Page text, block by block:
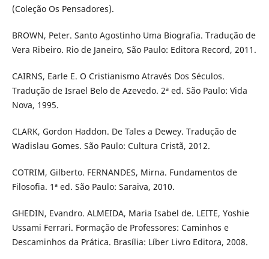
(Coleção Os Pensadores).
BROWN, Peter. Santo Agostinho Uma Biografia. Tradução de
Vera Ribeiro. Rio de Janeiro, São Paulo: Editora Record, 2011.
CAIRNS, Earle E. O Cristianismo Através Dos Séculos.
Tradução de Israel Belo de Azevedo. 2ª ed. São Paulo: Vida
Nova, 1995.
CLARK, Gordon Haddon. De Tales a Dewey. Tradução de
Wadislau Gomes. São Paulo: Cultura Cristã, 2012.
COTRIM, Gilberto. FERNANDES, Mirna. Fundamentos de
Filosofia. 1ª ed. São Paulo: Saraiva, 2010.
GHEDIN, Evandro. ALMEIDA, Maria Isabel de. LEITE, Yoshie
Ussami Ferrari. Formação de Professores: Caminhos e
Descaminhos da Prática. Brasília: Líber Livro Editora, 2008.